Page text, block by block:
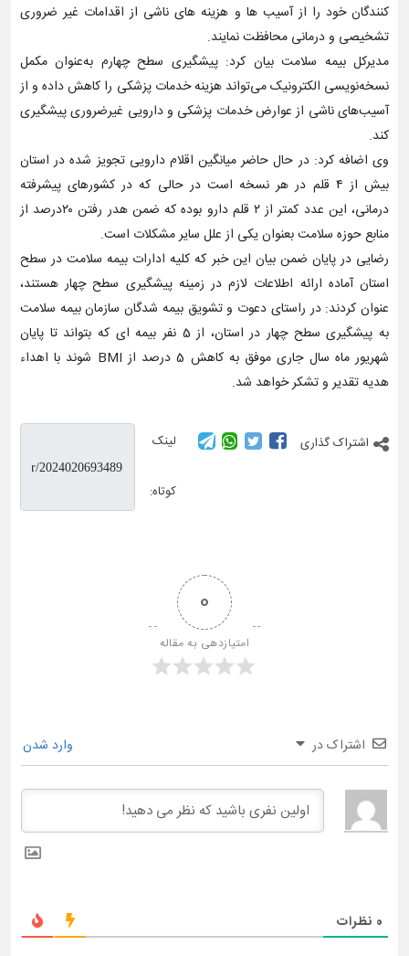
کنندگان خود را از آسیب ها و هزینه های ناشی از اقدامات غیر ضروری
تشخیصی و درمانی محافظت نمایند.
مدیرکل بیمه سلامت بیان کرد: پیشگیری سطح چهارم به‌عنوان مکمل
نسخه‌نویسی الکترونیک می‌تواند هزینه خدمات پزشکی را کاهش داده و از
آسیب‌های ناشی از عوارض خدمات پزشکی و دارویی غیرضروری پیشگیری
کند.
وی اضافه کرد‌: در حال حاضر میانگین اقلام دارویی تجویز شده در استان
بیش از ۴ قلم در هر نسخه است در حالی که در کشورهای پیشرفته
درمانی، این عدد کمتر از ٢ قلم دارو بوده که ضمن هدر رفتن ٢٠درصد از
منابع حوزه سلامت بعنوان یکی از علل سایر مشکلات است.
رضایی در پایان ضمن بیان این خبر که کلیه ادارات بیمه سلامت در سطح
استان آماده ارائه اطلاعات لازم در زمینه پیشگیری سطح چهار هستند،
عنوان کردند: در راستای دعوت و تشویق بیمه شدگان سازمان بیمه سلامت
به پیشگیری سطح چهار در استان، از 5 نفر بیمه ای که بتواند تا پایان
شهریور ماه سال جاری موفق به کاهش 5 درصد از BMI شوند با اهداء
هدیه تقدیر و تشکر خواهد شد.
اشتراک گذاری لینک
کوتاه:
0
امتیازدهی به مقاله
اشتراک در وارد شدن
0 نظرات